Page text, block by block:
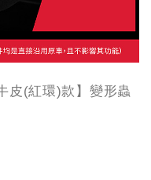
皮(紅環)款】變形蟲